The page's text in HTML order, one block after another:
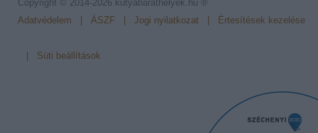
Copyright © 2014-2026 kutyabarathelyek.hu ®
Adatvédelem
ÁSZF Jogi nyilatkozat Értesítések kezelése
Süti beállítások